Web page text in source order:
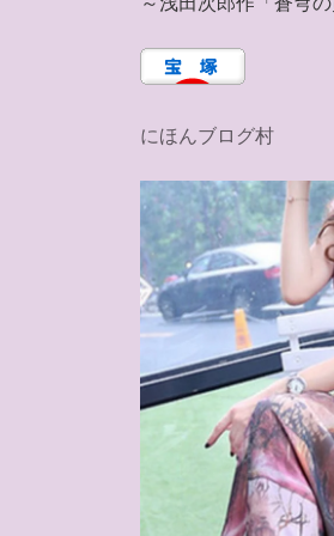
にほんブログ村